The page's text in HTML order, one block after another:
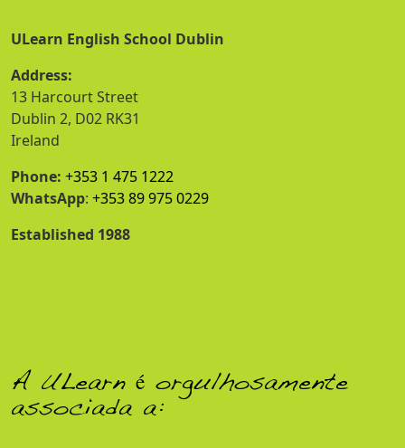
ULearn English School Dublin
Address:
13 Harcourt Street
Dublin 2, D02 RK31
Ireland
Phone: +353 1 475 1222
WhatsApp: +353 89 975 0229
Established 1988
A ULearn é orgulhosamente
associada a: